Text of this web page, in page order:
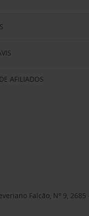
AFILIADOS
Falcão, Nº 9,